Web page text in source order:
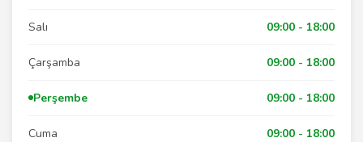
Salı 09:00 - 18:00
Çarşamba 09:00 - 18:00
Perşembe 09:00 - 18:00
Cuma 09:00 - 18:00